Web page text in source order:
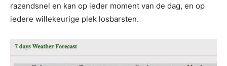
razendsnel en kan op ieder moment van de dag, en op
iedere willekeurige plek losbarsten.